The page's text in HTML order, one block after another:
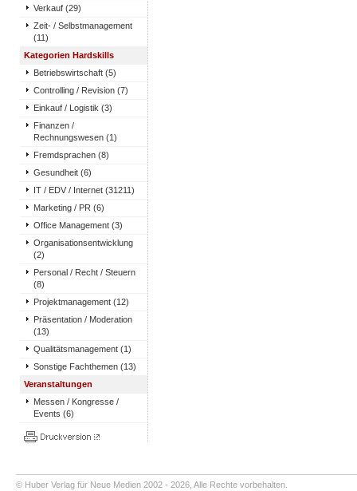
Verkauf (29)
Zeit- / Selbstmanagement
(11)
Kategorien Hardskills
Betriebswirtschaft (5)
Controlling / Revision (7)
Einkauf / Logistik (3)
Finanzen /
Rechnungswesen (1)
Fremdsprachen (8)
Gesundheit (6)
IT / EDV / Internet (31211)
Marketing / PR (6)
Office Management (3)
Organisationsentwicklung
(2)
Personal / Recht / Steuern
(8)
Projektmanagement (12)
Präsentation / Moderation
(13)
Qualitätsmanagement (1)
Sonstige Fachthemen (13)
Veranstaltungen
Messen / Kongresse /
Events (6)
© Huber Verlag für Neue Medien 2002 - 2026, Alle Rechte vorbehalten.